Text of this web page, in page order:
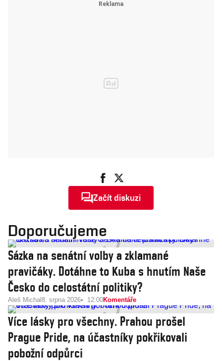
Začít diskuzi
Doporučujeme
Sázka na senátní volby a zklamané
pravičáky. Dotáhne to Kuba s hnutím Naše
Česko do celostátní politiky?
Aleš Michal 8. srpna 2026 12:00Komentáře
Více lásky pro všechny. Prahou prošel
Prague Pride, na účastníky pokřikovali
pobožní odpůrci